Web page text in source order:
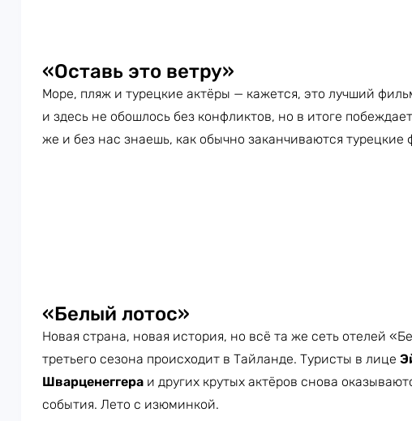
«Оставь это ветру»
Море, пляж и турецкие актёры — кажется, это лучший
и здесь не обошлось без конфликтов, но в итоге
же и без нас знаешь, как обычно заканчиваются турецкие
«Белый лотос»
Новая страна, новая история, но всё та же сеть отелей
третьего сезона происходит в Тайланде. Туристы в лице
Шварценеггера и других крутых актёров снова
события. Лето с изюминкой.